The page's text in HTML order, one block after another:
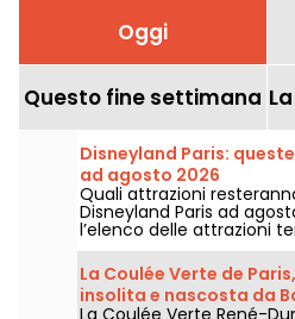
Oggi
Questo fine settimana
Disneyland Paris:
ad agosto 2026
Quali attrazioni
Disneyland Paris ad
l’elenco delle attrazioni
non disponibili per
per aiutarvi a organizzare
visita ai parchi Disney.
La Coulée Verte de
insolita e nascosta da